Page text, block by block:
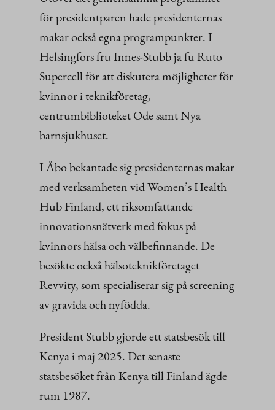
för presidentparen hade presidenternas
makar också egna programpunkter. I
Helsingfors fru Innes-Stubb ja fu Ruto
Supercell för att diskutera möjligheter för
kvinnor i teknikföretag,
centrumbiblioteket Ode samt Nya
barnsjukhuset.
I Åbo bekantade sig presidenternas makar
med verksamheten vid Women’s Health
Hub Finland, ett riksomfattande
innovationsnätverk med fokus på
kvinnors hälsa och välbefinnande. De
besökte också hälsoteknikföretaget
Revvity, som specialiserar sig på screening
av gravida och nyfödda.
President Stubb gjorde ett statsbesök till
Kenya i maj 2025. Det senaste
statsbesöket från Kenya till Finland ägde
rum 1987.